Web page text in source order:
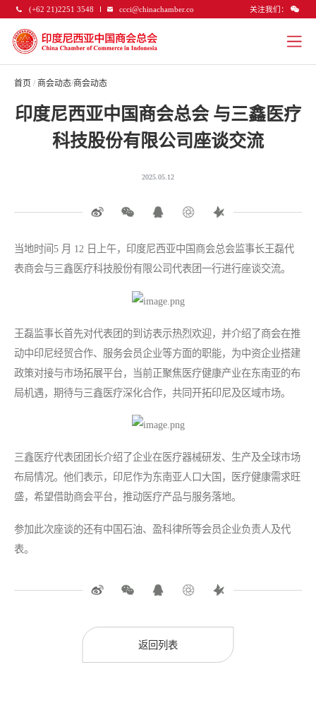
(+62 21)2251 3548 ccci@chinachamber.co 关注我们：
首页 / 商会动态/商会动态
印度尼西亚中国商会总会 与三鑫医疗
科技股份有限公司座谈交流​
2025.05.12
当地时间5 月 12 日上午，印度尼西亚中国商会总会监事长王磊代
表商会与三鑫医疗科技股份有限公司代表团一行进行座谈交流。
王磊监事长首先对代表团的到访表示热烈欢迎，并介绍了商会在推
动中印尼经贸合作、服务会员企业等方面的职能，为中资企业搭建
政策对接与市场拓展平台，当前正聚焦医疗健康产业在东南亚的布
局机遇，期待与三鑫医疗深化合作，共同开拓印尼及区域市场。
三鑫医疗代表团团长介绍了企业在医疗器械研发、生产及全球市场
布局情况。他们表示，印尼作为东南亚人口大国，医疗健康需求旺
盛，希望借助商会平台，推动医疗产品与服务落地。
参加此次座谈的还有中国石油、盈科律所等会员企业负责人及代
表。
返回列表